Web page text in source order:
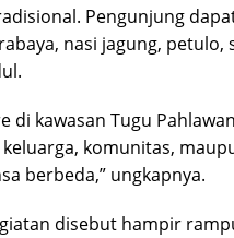
Pengunjung
nasi jagung,
di kawasan Tugu
komunitas,
berbeda,” ungkapnya.
disebut hampir